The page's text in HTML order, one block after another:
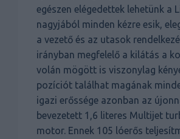
egészen elégedettek lehetünk a
nagyjából minden kézre esik,
a vezető és az utasok
irányban megfelelő a kilátás a
volán mögött is viszonylag
pozíciót találhat magának
igazi erőssége azonban az
bevezetett 1,6 literes Multijet
motor. Ennek 105 lóerős